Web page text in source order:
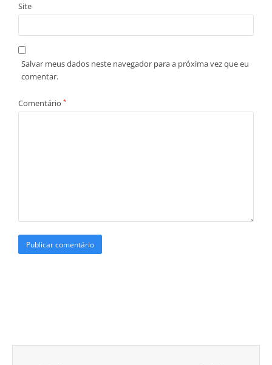
Site
Salvar meus dados neste navegador para a próxima vez que eu
comentar.
Comentário *